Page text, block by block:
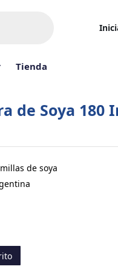
Tienda
de Soya 180
de soya